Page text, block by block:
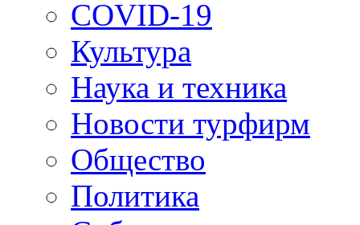
COVID-19
Культура
Наука и техника
Новости турфирм
Общество
Политика